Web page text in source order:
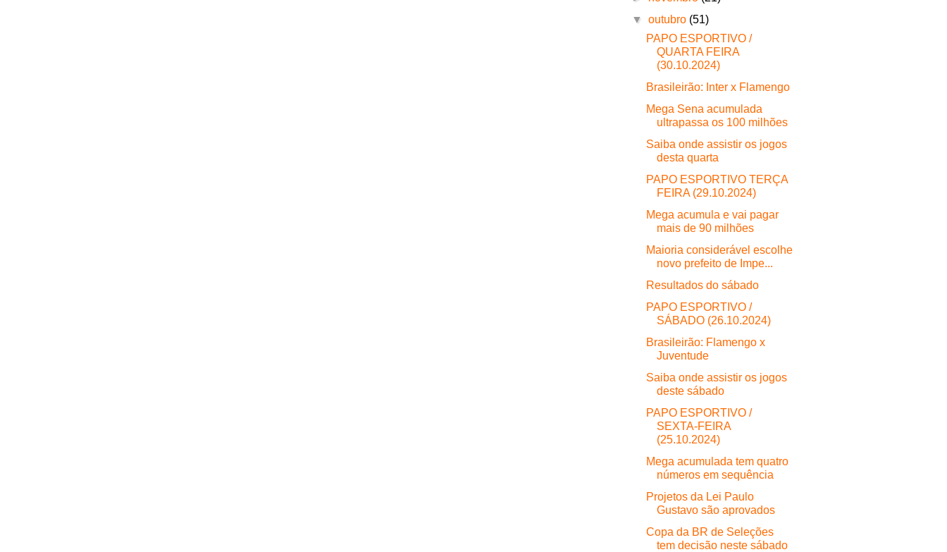
▼outubro (51)
PAPO ESPORTIVO /
QUARTA FEIRA
(30.10.2024)
Brasileirão: Inter x Flamengo
Mega Sena acumulada
ultrapassa os 100 milhões
Saiba onde assistir os jogos
desta quarta
PAPO ESPORTIVO TERÇA
FEIRA (29.10.2024)
Mega acumula e vai pagar
mais de 90 milhões
Maioria considerável escolhe
novo prefeito de Impe...
Resultados do sábado
PAPO ESPORTIVO /
SÁBADO (26.10.2024)
Brasileirão: Flamengo x
Juventude
Saiba onde assistir os jogos
deste sábado
PAPO ESPORTIVO /
SEXTA-FEIRA
(25.10.2024)
Mega acumulada tem quatro
números em sequência
Projetos da Lei Paulo
Gustavo são aprovados
Copa da BR de Seleções
tem decisão neste sábado